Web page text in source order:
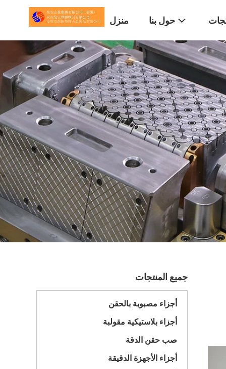
منزل حول بنا
جميع المنتجات
أجزاء مصبوبة بالحقن
أجزاء بلاستيكية مقولبة
صب حقن الدقة
أجزاء الأجهزة الدقيقة